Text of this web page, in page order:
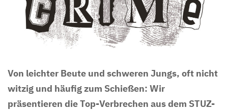
Von leichter Beute und schweren Jungs, oft nicht
witzig und häufig zum Schießen: Wir
präsentieren die Top-Verbrechen aus dem STUZ-